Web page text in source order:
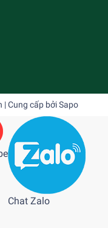
| Cung cấp bởiSapo
Chat Zalo